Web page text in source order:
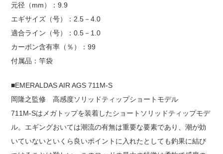
元径（mm）：9.9
エギサイズ（号）：2.5－4.0
適合ライン（号）：0.5－1.0
カーボン含有率（％）：99
付属品：竿袋
■EMERALDAS AIR AGS 711M-S
岡隆之監修 高感度ソリッドティップショートモデル
711M-Sはメガトップを装着したショートソリッドティップモデ
ル。エギングおいては潮流の有無は重要な要素であり、潮が効
いていないといくら良いポイントに入れたとしても釣果に結び